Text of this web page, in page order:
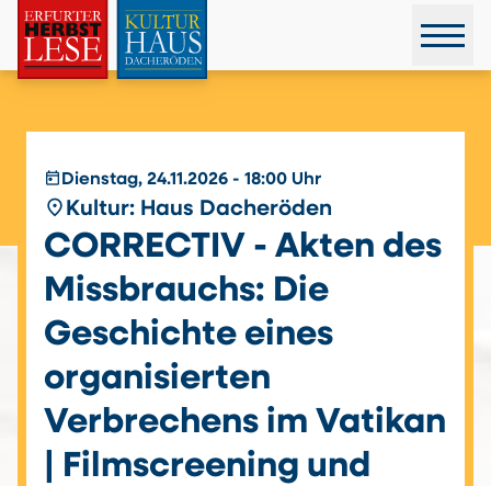
today Dienstag, 24.11.2026 - 18:00 Uhr
place Kultur: Haus Dacheröden
CORRECTIV - Akten des
Missbrauchs: Die
Geschichte eines
organisierten
Verbrechens im Vatikan
| Filmscreening und